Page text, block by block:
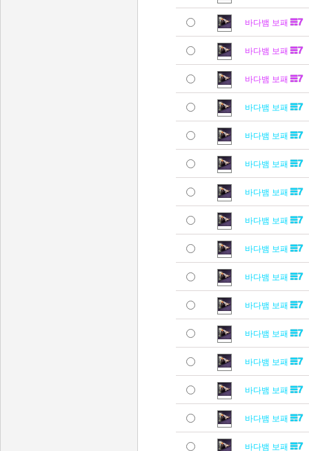
바다뱀 보패
바다뱀 보패
바다뱀 보패
바다뱀 보패
바다뱀 보패
바다뱀 보패
바다뱀 보패
바다뱀 보패
바다뱀 보패
바다뱀 보패
바다뱀 보패
바다뱀 보패
바다뱀 보패
바다뱀 보패
바다뱀 보패
바다뱀 보패